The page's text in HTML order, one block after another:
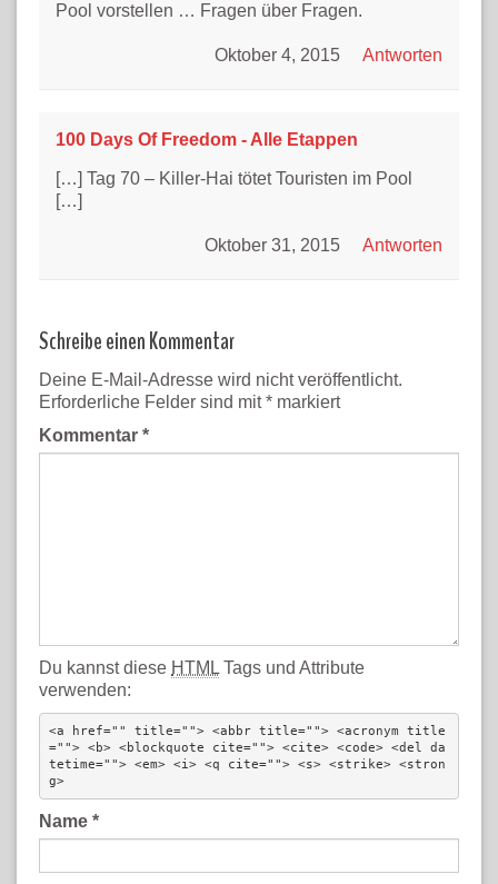
Pool vorstellen … Fragen über Fragen.
Antworten
Oktober 4, 2015
100 Days Of Freedom - Alle Etappen
[…] Tag 70 – Killer-Hai tötet Touristen im Pool
[…]
Antworten
Oktober 31, 2015
Schreibe einen Kommentar
Deine E-Mail-Adresse wird nicht veröffentlicht.
Erforderliche Felder sind mit* markiert
Kommentar *
Du kannst diese HTML Tags und Attribute
verwenden:
<a href="" title=""> <abbr title=""> <acronym title
=""> <b> <blockquote cite=""> <cite> <code> <del da
tetime=""> <em> <i> <q cite=""> <s> <strike> <stron
g>
Name *